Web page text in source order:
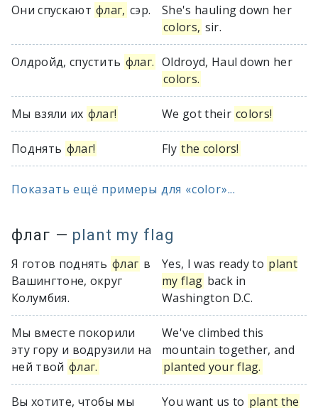
Они спускают флаг, сэр.
She's hauling down her
colors, sir.
Олдройд, спустить флаг. Oldroyd, Haul down her
colors.
Мы взяли их флаг! We got their colors!
Поднять флаг! Fly the colors!
Показать ещё примеры для «color»...
флаг — plant my flag
Я готов поднять флаг в
Вашингтоне, округ
Колумбия.
Yes, I was ready to plant
my flag back in
Washington D.C.
Мы вместе покорили
эту гору и водрузили на
ней твой флаг.
We've climbed this
mountain together, and
planted your flag.
Вы хотите, чтобы мы
You want us to plant the